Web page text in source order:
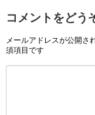
コメントをどう
メールアドレスが公開さ
須項目です